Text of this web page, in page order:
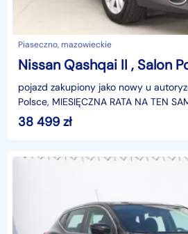
Piaseczno, mazowieckie
pojazd zakupiony jako nowy u
Polsce, MIESIĘCZNA RATA NA TEN SAMOCHÓD JUŻ OD 229
PLN*Podana w ogłoszeniu lokalizacja
38 499 zł